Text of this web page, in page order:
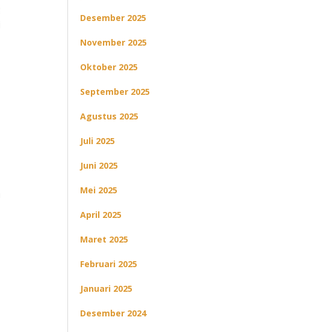
Desember 2025
November 2025
Oktober 2025
September 2025
Agustus 2025
Juli 2025
Juni 2025
Mei 2025
April 2025
Maret 2025
Februari 2025
Januari 2025
Desember 2024